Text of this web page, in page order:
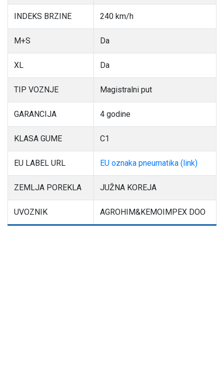
INDEKS BRZINE 240 km/h
M+S Da
XL Da
TIP VOZNJE Magistralni put
GARANCIJA 4 godine
KLASA GUME C1
EU LABEL URL EU oznaka pneumatika (link)
ZEMLJA POREKLA JUŽNA KOREJA
UVOZNIK AGROHIM&KEMOIMPEX DOO